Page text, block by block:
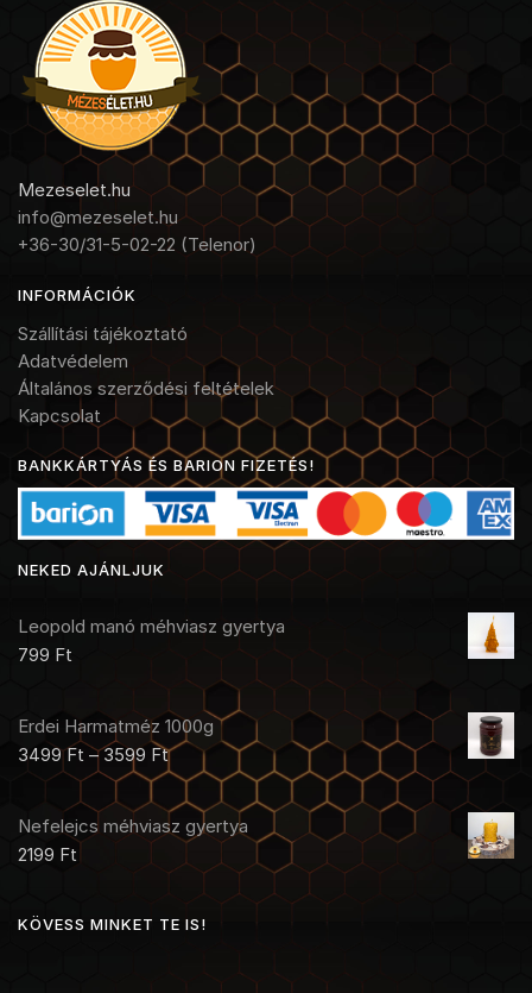
Mezeselet.hu
info@mezeselet.hu
+36-30/31-5-02-22 (Telenor)
INFORMÁCIÓK
Szállítási tájékoztató
Adatvédelem
Általános szerződési feltételek
Kapcsolat
BANKKÁRTYÁS ÉS BARION FIZETÉS!
NEKED AJÁNLJUK
Leopold manó méhviasz gyertya
799 Ft
Erdei Harmatméz 1000g
3499Ft –3599 Ft
Nefelejcs méhviasz gyertya
2199 Ft
KÖVESS MINKET TE IS!